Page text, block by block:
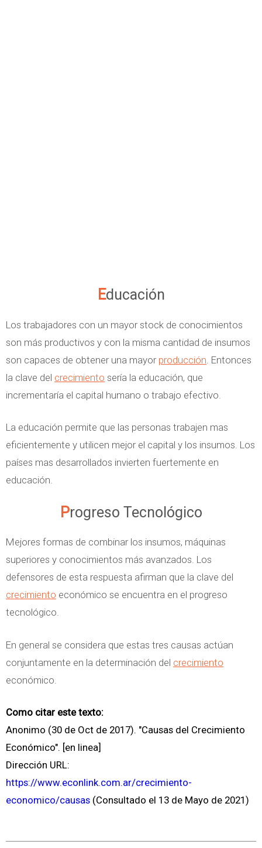
Educación
Los trabajadores con un mayor stock de conocimientos
son más productivos y con la misma cantidad de insumos
son capaces de obtener una mayor producción. Entonces
la clave del crecimiento sería la educación, que
incrementaría el capital humano o trabajo efectivo.
La educación permite que las personas trabajen mas
eficientemente y utilicen mejor el capital y los insumos. Los
países mas desarrollados invierten fuertemente en
educación.
Progreso Tecnológico
Mejores formas de combinar los insumos, máquinas
superiores y conocimientos más avanzados. Los
defensores de esta respuesta afirman que la clave del
crecimiento económico se encuentra en el progreso
tecnológico.
En general se considera que estas tres causas actúan
conjuntamente en la determinación del crecimiento
económico.
Como citar este texto:
Anonimo (30 de Oct de 2017). "Causas del Crecimiento
Económico". [en linea]
Dirección URL:
https://www.econlink.com.ar/crecimiento-
economico/causas (Consultado el 13 de Mayo de 2021)